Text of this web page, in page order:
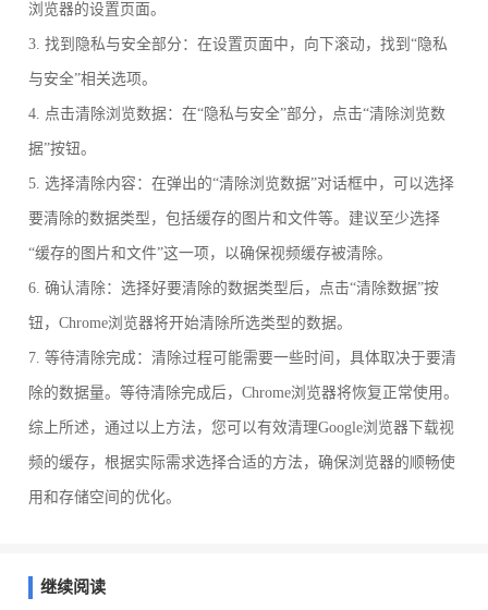
浏览器的设置页面。
3. 找到隐私与安全部分：在设置页面中，向下滚动，找到“隐私
与安全”相关选项。
4. 点击清除浏览数据：在“隐私与安全”部分，点击“清除浏览数
据”按钮。
5. 选择清除内容：在弹出的“清除浏览数据”对话框中，可以选择
要清除的数据类型，包括缓存的图片和文件等。建议至少选择
“缓存的图片和文件”这一项，以确保视频缓存被清除。
6. 确认清除：选择好要清除的数据类型后，点击“清除数据”按
钮，Chrome浏览器将开始清除所选类型的数据。
7. 等待清除完成：清除过程可能需要一些时间，具体取决于要清
除的数据量。等待清除完成后，Chrome浏览器将恢复正常使用。
综上所述，通过以上方法，您可以有效清理Google浏览器下载视
频的缓存，根据实际需求选择合适的方法，确保浏览器的顺畅使
用和存储空间的优化。
继续阅读